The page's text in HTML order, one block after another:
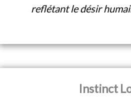
reflétant le désir
Instinct